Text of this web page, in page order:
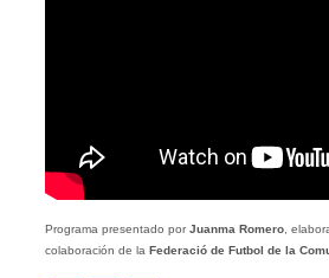
Programa presentado porJuanma Romero,
colaboración de la Federació de Futbol de la